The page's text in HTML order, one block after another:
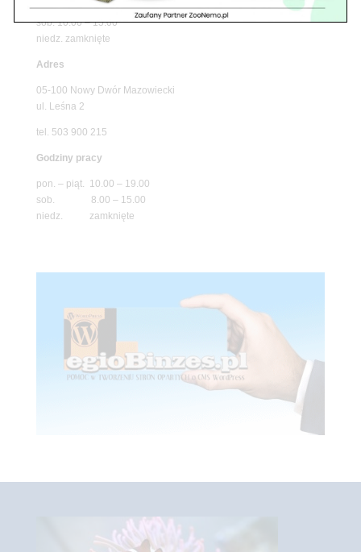
pon. – piąt. 10.00 – 19.00
sob. 10.00 – 15.00
niedz. zamknięte
Adres
05-100 Nowy Dwór Mazowiecki
ul. Leśna 2
tel. 503 900 215
Godziny pracy
pon. – piąt. 10.00 – 19.00
sob. 8.00 – 15.00
niedz. zamknięte